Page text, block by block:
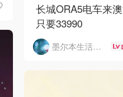
长城ORA5电车来
只要33990
墨尔本生活指南